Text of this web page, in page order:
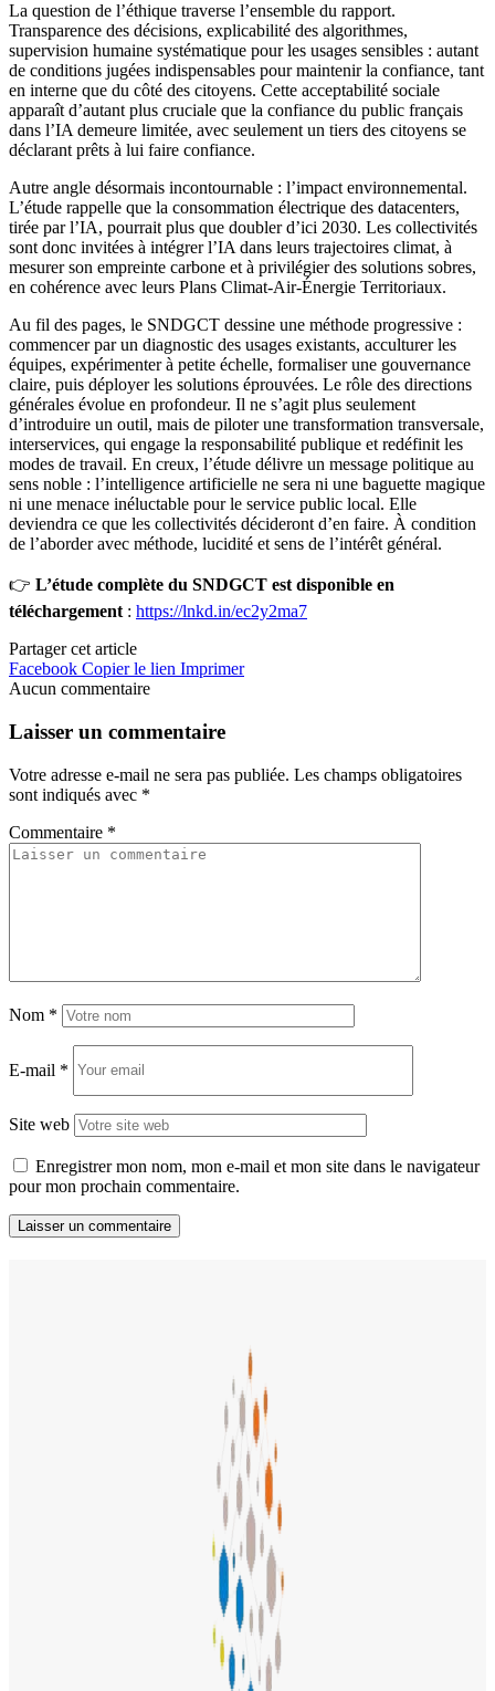
La question de l’éthique traverse l’ensemble du rapport.
Transparence des décisions, explicabilité des algorithmes,
supervision humaine systématique pour les usages sensibles : autant
de conditions jugées indispensables pour maintenir la confiance, tant
en interne que du côté des citoyens. Cette acceptabilité sociale
apparaît d’autant plus cruciale que la confiance du public français
dans l’IA demeure limitée, avec seulement un tiers des citoyens se
déclarant prêts à lui faire confiance.
Autre angle désormais incontournable : l’impact environnemental.
L’étude rappelle que la consommation électrique des datacenters,
tirée par l’IA, pourrait plus que doubler d’ici 2030. Les collectivités
sont donc invitées à intégrer l’IA dans leurs trajectoires climat, à
mesurer son empreinte carbone et à privilégier des solutions sobres,
en cohérence avec leurs Plans Climat-Air-Énergie Territoriaux.
Au fil des pages, le SNDGCT dessine une méthode progressive :
commencer par un diagnostic des usages existants, acculturer les
équipes, expérimenter à petite échelle, formaliser une gouvernance
claire, puis déployer les solutions éprouvées. Le rôle des directions
générales évolue en profondeur. Il ne s’agit plus seulement
d’introduire un outil, mais de piloter une transformation transversale,
interservices, qui engage la responsabilité publique et redéfinit les
modes de travail. En creux, l’étude délivre un message politique au
sens noble : l’intelligence artificielle ne sera ni une baguette magique
ni une menace inéluctable pour le service public local. Elle
deviendra ce que les collectivités décideront d’en faire. À condition
de l’aborder avec méthode, lucidité et sens de l’intérêt général.
👉 L’étude complète du SNDGCT est disponible en
téléchargement : https://lnkd.in/ec2y2ma7
Partager cet article
Facebook Copier le lien Imprimer
Aucun commentaire
Laisser un commentaire
Votre adresse e-mail ne sera pas publiée. Les champs obligatoires
sont indiqués avec *
Commentaire *
Nom *
E-mail *
Site web
Enregistrer mon nom, mon e-mail et mon site dans le navigateur
pour mon prochain commentaire.